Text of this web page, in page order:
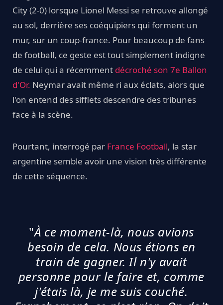
City (2-0) lorsque Lionel Messi se retrouve allongé
au sol, derrière ses coéquipiers qui forment un
mur, sur un coup-france. Pour beaucoup de fans
de football, ce geste est tout simplement indigne
de celui qui a récemment décroché son 7e Ballon
d'Or. Neymar avait même ri aux éclats, alors que
l'on entend des sifflets descendre des tribunes
face à la scène.
Pourtant, interrogé par France Football, la star
argentine semble avoir une vision très différente
de cette séquence.
"À ce moment-là, nous avions
besoin de cela. Nous étions en
train de gagner. Il n'y avait
personne pour le faire et, comme
j'étais là, je me suis couché.